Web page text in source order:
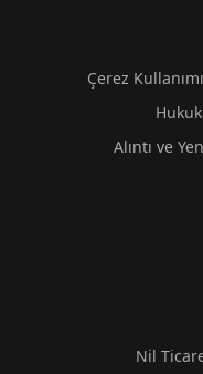
Çerez
Alıntı ve
Nil